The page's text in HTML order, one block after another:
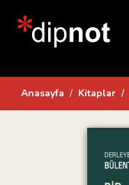
Anasayfa Kitaplar